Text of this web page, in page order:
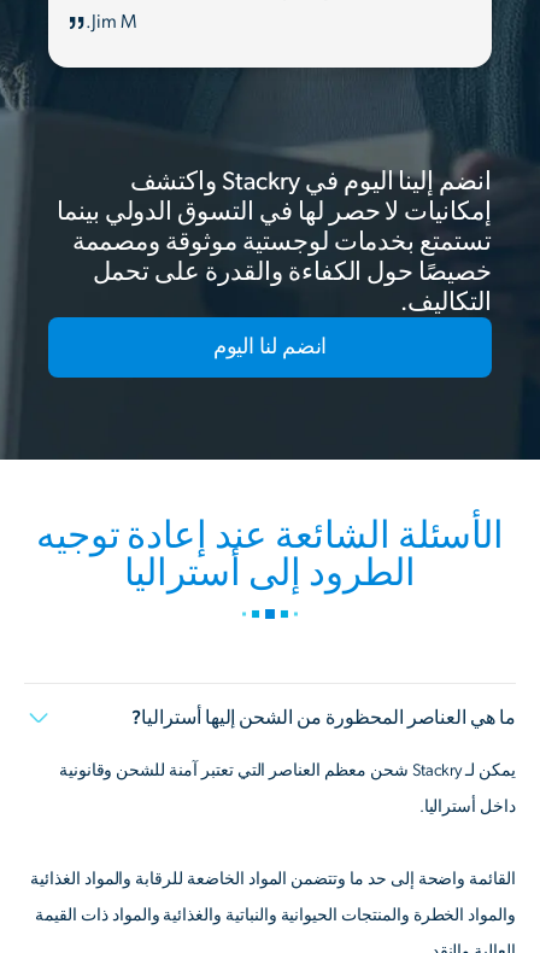
Jim M.
انضم إلينا اليوم في Stackry واكتشف
إمكانيات لا حصر لها في التسوق الدولي بينما
تستمتع بخدمات لوجستية موثوقة ومصممة
خصيصًا حول الكفاءة والقدرة على تحمل
التكاليف.
انضم لنا اليوم
الأسئلة الشائعة عند إعادة توجيه
الطرود إلى أستراليا
ما هي العناصر المحظورة من الشحن إليها أستراليا?
يمكن لـ Stackry شحن معظم العناصر التي تعتبر آمنة للشحن وقانونية
داخل أستراليا.
القائمة واضحة إلى حد ما وتتضمن المواد الخاضعة للرقابة والمواد الغذائية
والمواد الخطرة والمنتجات الحيوانية والنباتية والغذائية والمواد ذات القيمة